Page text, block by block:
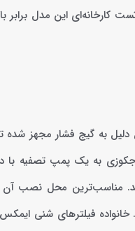
بار کار می‌کند و به همین دلیل به گیج
به یک پمپ تصفیه با
مناسب‌ترین محل نصب آن